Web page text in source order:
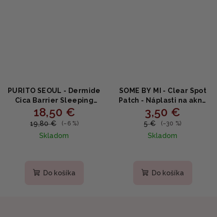
PURITO SEOUL - Dermide
Cica Barrier Sleeping
Pack - Nočná maska 80ml
18,50 €
19,80 € (–6 %)
Skladom
Do košíka
SOME BY MI - Clear Spot
Patch - Náplasti na akné
18ks
3,50 €
5 € (–30 %)
Skladom
produktu
Do košíka